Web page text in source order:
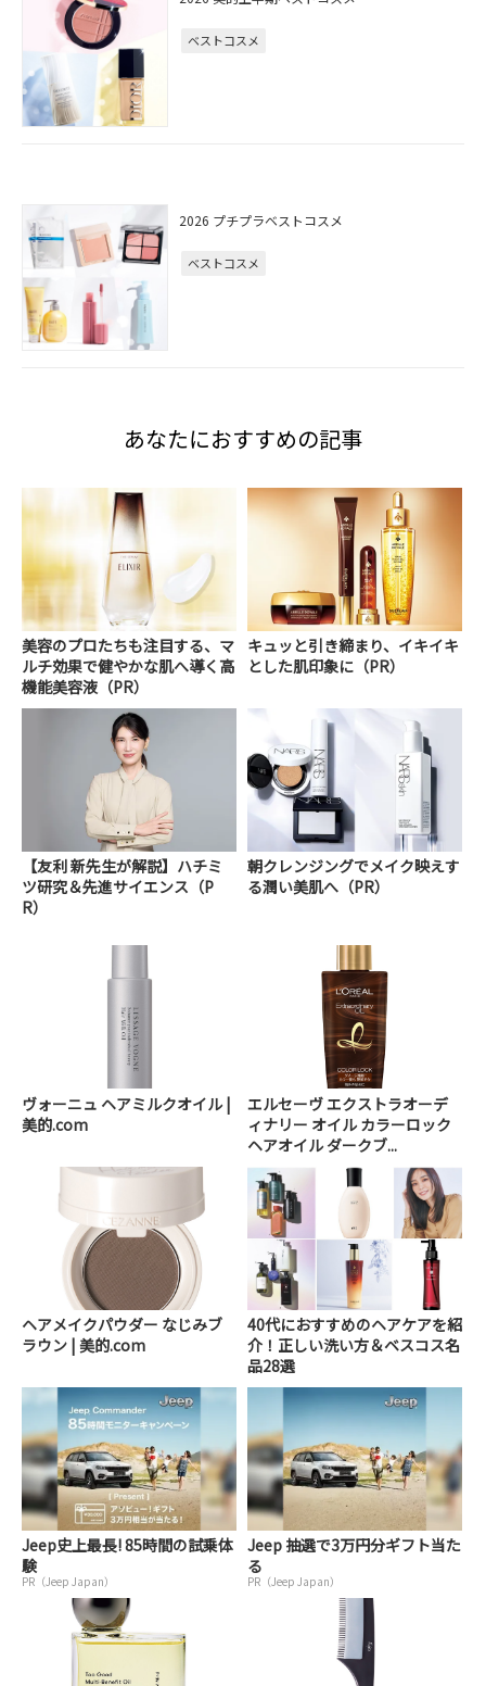
ベストコスメ
2026 プチプラベストコスメ
ベストコスメ
あなたにおすすめの記事
美容のプロたちも注目する、マ
ルチ効果で健やかな肌へ導く高
機能美容液（PR）
キュッと引き締まり、イキイキ
とした肌印象に（PR）
【友利 新先生が解説】ハチミ
ツ研究＆先進サイエンス（P
R）
朝クレンジングでメイク映えす
る潤い美肌へ（PR）
ヴォーニュ ヘアミルクオイル |
美的.com
エルセーヴ エクストラオーデ
ィナリー オイル カラーロック
ヘアオイル ダークブ...
ヘアメイクパウダー なじみブ
ラウン | 美的.com
40代におすすめのヘアケアを紹
介！正しい洗い方＆ベスコス名
品28選
Jeep史上最長! 85時間の試乗体
験
PR（Jeep Japan）
Jeep 抽選で3万円分ギフト当た
る
PR（Jeep Japan）